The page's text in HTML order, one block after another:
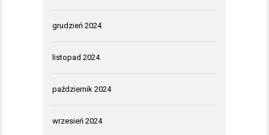
grudzień 2024
listopad 2024
październik 2024
wrzesień 2024